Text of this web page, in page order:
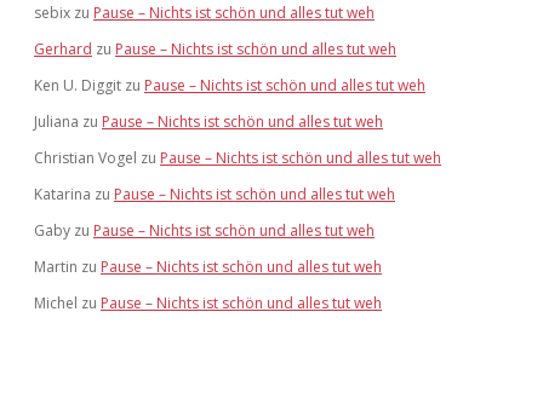
sebix zu Pause – Nichts ist schön und alles tut weh
Gerhard zu Pause – Nichts ist schön und alles tut weh
Ken U. Diggit zu Pause – Nichts ist schön und alles tut weh
Juliana zu Pause – Nichts ist schön und alles tut weh
Christian Vogel zu Pause – Nichts ist schön und alles tut weh
Katarina zu Pause – Nichts ist schön und alles tut weh
Gaby zu Pause – Nichts ist schön und alles tut weh
Martin zu Pause – Nichts ist schön und alles tut weh
Michel zu Pause – Nichts ist schön und alles tut weh